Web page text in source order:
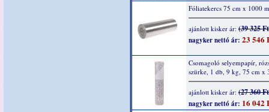
Fóliatekercs 75 cm x 1000 m
ajánlott kisker ár: (39 325
nagyker nettó ár: 23 546
Csomagoló selyempapír,
szürke, 1 db, 9 kg, 75 cm x
ajánlott kisker ár: (27 360
nagyker nettó ár: 16 042